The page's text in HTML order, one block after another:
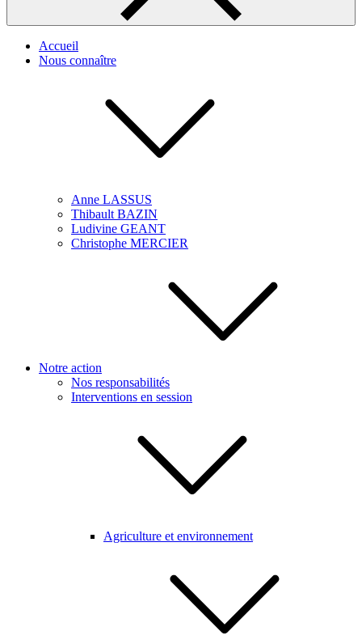
Accueil
Nous connaître
Anne LASSUS
Thibault BAZIN
Ludivine GEANT
Christophe MERCIER
Notre action
Nos responsabilités
Interventions en session
Agriculture et environnement